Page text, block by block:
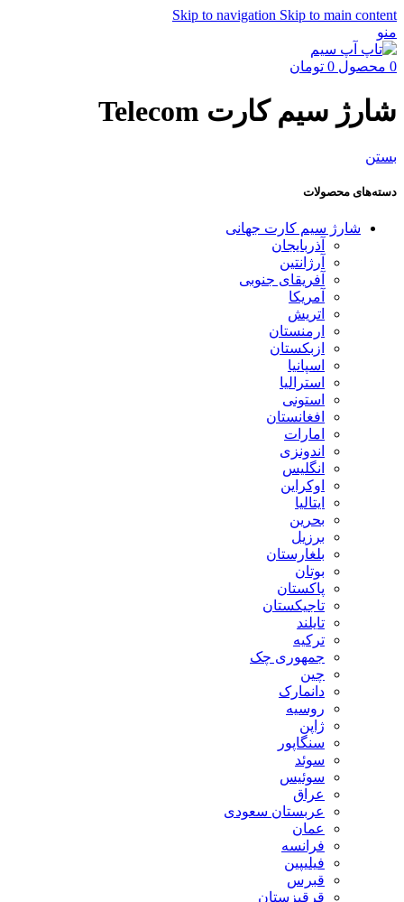
Skip to navigation Skip to main content
منو
0 محصول 0 تومان
شارژ سیم کارت Telecom
بستن
دسته‌های محصولات
شارژ سیم کارت جهانی
آذربایجان
آرژانتین
آفریقای جنوبی
آمریکا
اتریش
ارمنستان
ازبکستان
اسپانیا
استرالیا
استونی
افغانستان
امارات
اندونزی
انگلیس
اوکراین
ایتالیا
بحرین
برزیل
بلغارستان
بوتان
پاکستان
تاجیکستان
تایلند
ترکیه
جمهوری چک
چین
دانمارک
روسیه
ژاپن
سنگاپور
سوئد
سوئیس
عراق
عربستان سعودی
عمان
فرانسه
فیلیپین
قبرس
قرقیزستان